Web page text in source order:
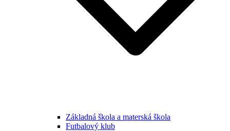
Základná škola a materská škola
Futbalový klub